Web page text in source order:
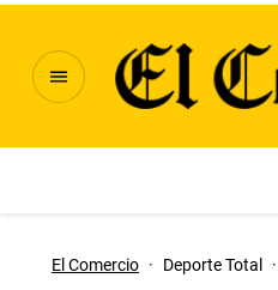
El Comercio · Deporte Total ·